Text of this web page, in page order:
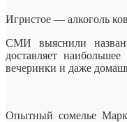
Игристое — алкоголь
СМИ выяснили
доставляет
вечеринки и даже
Опытный сомелье